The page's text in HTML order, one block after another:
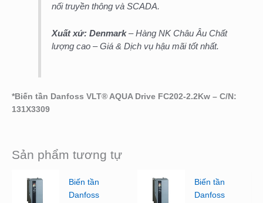
nối truyền thông và SCADA.
Xuất xứ: Denmark– Hàng NK Châu Âu Chất
lượng cao – Giá & Dịch vụ hậu mãi tốt nhất.
* Biến tần Danfoss VLT® AQUA Drive FC202-2.2Kw – C/N:
131X3309
Sản phẩm tương tự
Biến tần
Danfoss
Biến tần
Danfoss